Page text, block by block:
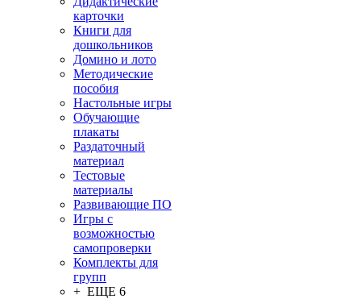
карточки
Книги для
дошкольников
Домино и лото
Методические
пособия
Настольные игры
Обучающие
плакаты
Раздаточный
материал
Тестовые
материалы
Развивающие ПО
Игры с
возможностью
самопроверки
Комплекты для
групп
+ ЕЩЕ 6